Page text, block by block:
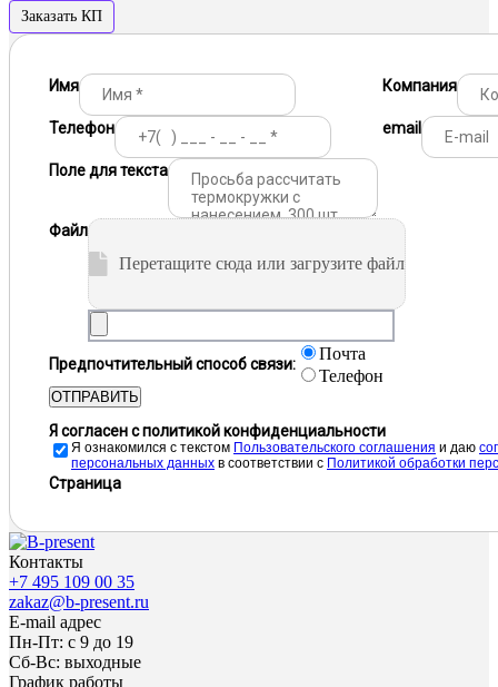
Заказать КП
Имя Компания
Телефон email
Поле для текста
Файл
Перетащите сюда или загрузите файл
Предпочтительный способ связи:
Почта
Телефон
ОТПРАВИТЬ
Я согласен с политикой конфиденциальности
Я ознакомился с текстом Пользовательского соглашения и даю
персональных данных в соответствии с Политикой обработки
Страница
Контакты
+7 495 109 00 35
zakaz@b-present.ru
E-mail адрес
Пн-Пт: с 9 до 19
Сб-Вс: выходные
График работы